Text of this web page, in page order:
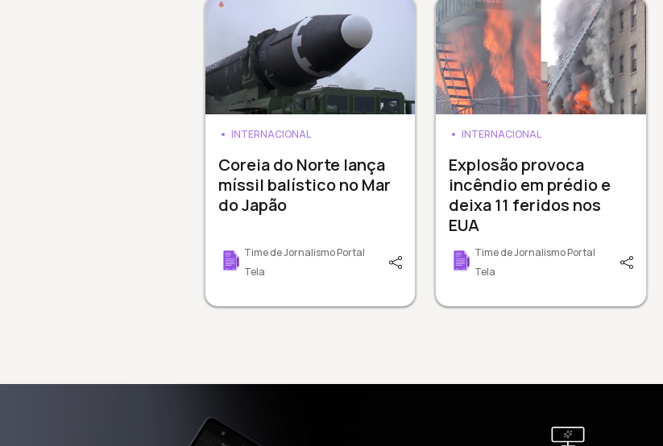
INTERNACIONAL
Coreia do Norte lança
míssil balístico no Mar
do Japão
Time de Jornalismo Portal
Tela
INTERNACIONAL
Explosão provoca
incêndio em prédio e
deixa 11 feridos nos
EUA
Time de Jornalismo Portal
Tela